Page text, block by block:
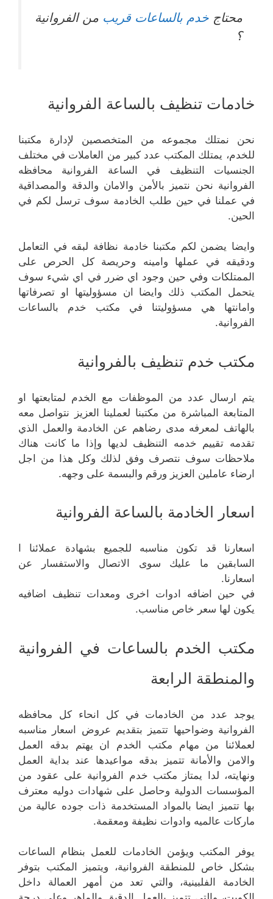
محتاج خدم بالساعات قريب من الفروانية
؟
خادمات تنظيف بالساعة الفروانية
نحن نمتلك مجموعه من المتخصصين لإدارة مكتبنا
للخدم، يمتلك المكتب عدد كبير من العاملات في مختلف
الجنسيات التنظيف في الساعة الفروانية محافظه
الفروانية نحن نتميز بالأمن والامان والدقة والمصداقية
في عملنا في حين طلب الخادمة سوف ترسل لكم في
الحين.
وايضا يضمن لكم مكتبنا خادمة نظافة لبقه في التعامل
ودقيقه في عملها وامينه وحريصة كل الحرص على
الممتلكات وفي حين وجود اي ضرر في اي شيء سوف
يتحمل المكتب ذلك وايضا ان مسؤوليتها او تصرفاتها
وامانتها هي مسؤوليتنا في مكتب خدم بالساعات
الفروانية.
مكتب خدم تنظيف بالفروانية
يتم ارسال عدد من الموظفات مع الخدم لمتابعتها او
المتابعة المباشرة من مكتبنا لعملينا العزيز نتواصل معه
بالهاتف لمعرفه مدى رضاهم عن الخادمة والعمل الذي
تقدمه تقييم خدمه التنظيف لديها وإذا ما كانت هناك
ملاحظات سوف نتصرف وفق لذلك وكل هذا من اجل
ارضاء عاملين العزيز ورقم والبسمة على وجهه.
اسعار الخادمة بالساعة الفروانية
اسعارنا قد تكون مناسبه للجميع بشهادة عملائنا ا
السابقين ما عليك سوى الاتصال والاستفسار عن
اسعارنا.
في حين اضافه ادوات اخرى ومعدات تنظيف اضافيه
يكون لها سعر خاص مناسب.
مكتب الخدم بالساعات في الفروانية
والمنطقة الرابعة
يوجد عدد من الخادمات في كل انحاء كل محافظه
الفروانية وضواحيها تتميز بتقديم عروض اسعار مناسبه
لعملائنا من مهام مكتب الخدم ان يهتم بدقه العمل
والامن والأمانة تتميز بدقه مواعيدها عند بداية العمل
ونهايته، لدا يمتاز مكتب خدم الفروانية على عقود من
المؤسسات الدولية وحاصل على شهادات دوليه معترف
بها تتميز ايضا بالمواد المستخدمة ذات جوده عالية من
ماركات عالميه وادوات نظيفة ومعقمة.
يوفر المكتب ويؤمن الخادمات للعمل بنظام الساعات
بشكل خاص للمنطقة الفروانية، ويتميز المكتب بتوفر
الخادمة الفلبينية، والتي تعد من أمهر العمالة داخل